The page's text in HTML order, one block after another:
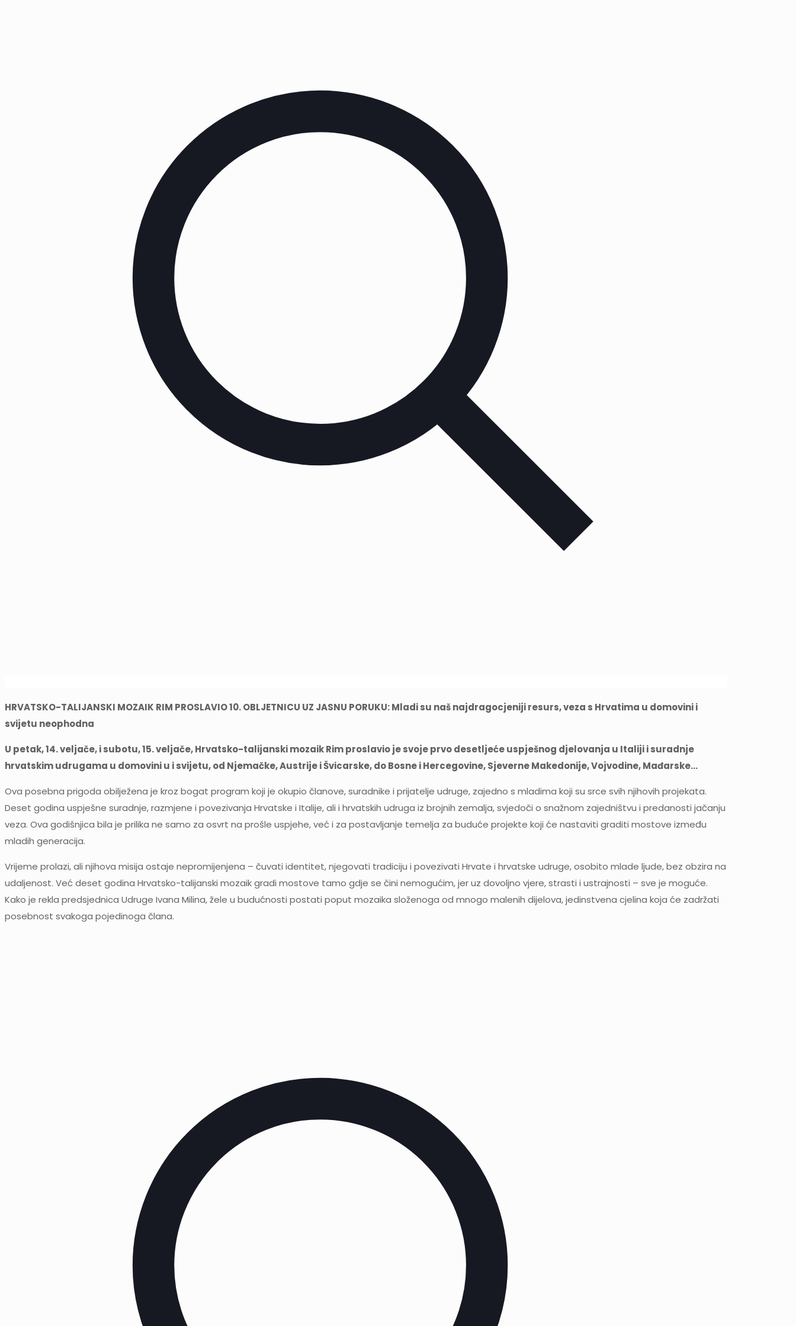
HRVATSKO-TALIJANSKI MOZAIK RIM PROSLAVIO 10. OBLJETNICU UZ JASNU PORUKU: Mladi su naš najdragocjeniji resurs, veza s Hrvatima u domovini i
svijetu neophodna
U petak, 14. veljače, i subotu, 15. veljače, Hrvatsko-talijanski mozaik Rim proslavio je svoje prvo desetljeće uspješnog djelovanja u Italiji i suradnje
hrvatskim udrugama u domovini u i svijetu, od Njemačke, Austrije i Švicarske, do Bosne i Hercegovine, Sjeverne Makedonije, Vojvodine, Mađarske…
Ova posebna prigoda obilježena je kroz bogat program koji je okupio članove, suradnike i prijatelje udruge, zajedno s mladima koji su srce svih njihovih projekata.
Deset godina uspješne suradnje, razmjene i povezivanja Hrvatske i Italije, ali i hrvatskih udruga iz brojnih zemalja, svjedoči o snažnom zajedništvu i predanosti jačanju
veza. Ova godišnjica bila je prilika ne samo za osvrt na prošle uspjehe, već i za postavljanje temelja za buduće projekte koji će nastaviti graditi mostove između
mladih generacija.
Vrijeme prolazi, ali njihova misija ostaje nepromijenjena – čuvati identitet, njegovati tradiciju i povezivati ​​Hrvate i hrvatske udruge, osobito mlade ljude, bez obzira na
udaljenost. Već deset godina Hrvatsko-talijanski mozaik gradi mostove tamo gdje se čini nemogućim, jer uz dovoljno vjere, strasti i ustrajnosti – sve je moguće.
Kako je rekla predsjednica Udruge Ivana Milina, žele u budućnosti postati poput mozaika složenoga od mnogo malenih dijelova, jedinstvena cjelina koja će zadržati
posebnost svakoga pojedinoga člana.